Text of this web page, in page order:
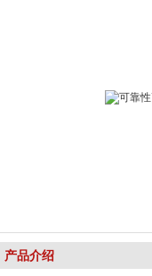
产品介绍